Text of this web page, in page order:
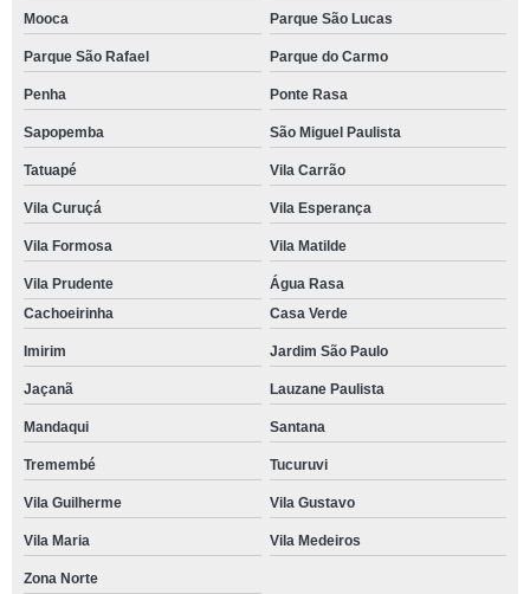
Mooca Parque São Lucas
Parque São Rafael Parque do Carmo
Penha Ponte Rasa
Sapopemba São Miguel Paulista
Tatuapé Vila Carrão
Vila Curuçá Vila Esperança
Vila Formosa Vila Matilde
Vila Prudente
Água Rasa
Cachoeirinha
Casa Verde
Imirim Jardim São Paulo
Jaçanã Lauzane Paulista
Mandaqui Santana
Tremembé Tucuruvi
Vila Guilherme Vila Gustavo
Vila Maria Vila Medeiros
Zona Norte